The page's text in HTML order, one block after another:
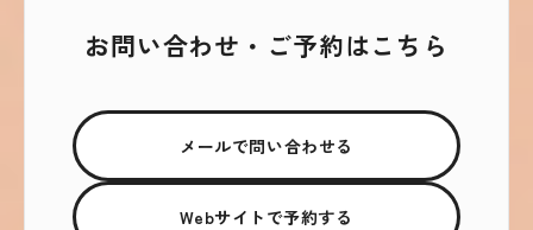
お問い合わせ・ご予約はこちら
メールで問い合わせる
Webサイトで予約する